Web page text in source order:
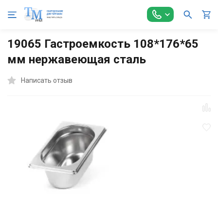
Главная Оборудование для Общепита Гастроемкости
19065 Гастроемкость 108*176*65
мм нержавеющая сталь
Написать отзыв